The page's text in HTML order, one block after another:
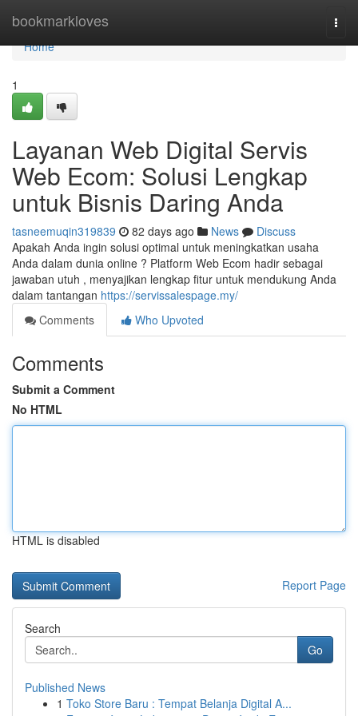
bookmarkloves
Home
Home
1
Layanan Web Digital Servis
Web Ecom: Solusi Lengkap
untuk Bisnis Daring Anda
tasneemuqin319839 82 days ago News
Discuss
Apakah Anda ingin solusi optimal untuk meningkatkan usaha
Anda dalam dunia online ? Platform Web Ecom hadir sebagai
jawaban utuh , menyajikan lengkap fitur untuk mendukung Anda
dalam tantangan https://servissalespage.my/
Comments
Who Upvoted
Comments
Submit a Comment
No HTML
HTML is disabled
Report Page
Search
Go
Published News
1 Toko Store Baru : Tempat Belanja Digital A...